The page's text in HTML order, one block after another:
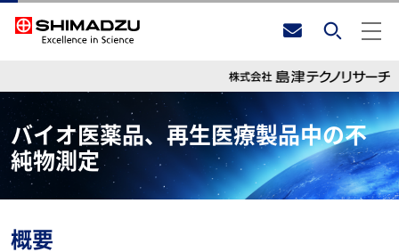
バイオ医薬品、再生医療製品中の不
純物測定
概要